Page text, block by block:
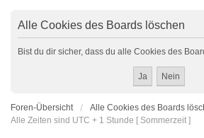
Alle Cookies des Boards löschen
Bist du dir sicher, dass du alle Cookies des
Foren-Übersicht
Alle Cookies des Boards
Alle Zeiten sind UTC + 1 Stunde [ Sommerzeit ]